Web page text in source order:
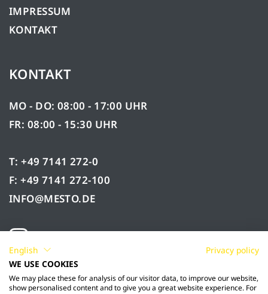
IMPRESSUM
KONTAKT
KONTAKT
MO - DO: 08:00 - 17:00 UHR
FR: 08:00 - 15:30 UHR
T: +49 7141 272-0
F: +49 7141 272-100
INFO@MESTO.DE
English
Privacy policy
WE USE COOKIES
We may place these for analysis of our visitor data, to improve our website,
show personalised content and to give you a great website experience. For